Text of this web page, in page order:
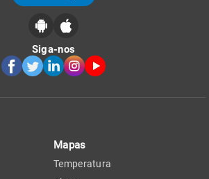
Siga-nos
Mapas
Temperatura